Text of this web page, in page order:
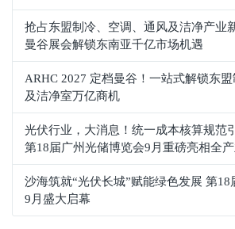
抢占东盟制冷、空调、通风及洁净产业
曼谷展会解锁东南亚千亿市场机遇
ARHC 2027 定档曼谷！一站式解锁东
及洁净室万亿商机
光伏行业，大消息！统一成本核算规范
第18届广州光储博览会9月重磅亮相全
沙海筑就“光伏长城”赋能绿色发展 第18
9月盛大启幕